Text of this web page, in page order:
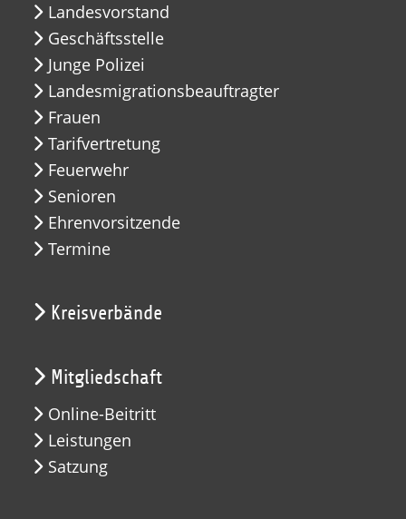
Landesvorstand
Geschäftsstelle
Junge Polizei
Landesmigrationsbeauftragter
Frauen
Tarifvertretung
Feuerwehr
Senioren
Ehrenvorsitzende
Termine
Kreisverbände
Mitgliedschaft
Online-Beitritt
Leistungen
Satzung